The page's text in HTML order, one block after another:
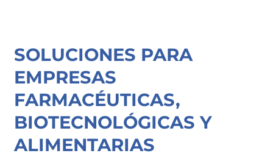
SOLUCIONES PARA
EMPRESAS
FARMACÉUTICAS,
BIOTECNOLÓGICAS Y
ALIMENTARIAS